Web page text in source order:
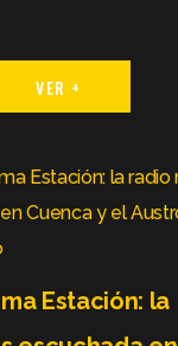
VER +
Estación: la